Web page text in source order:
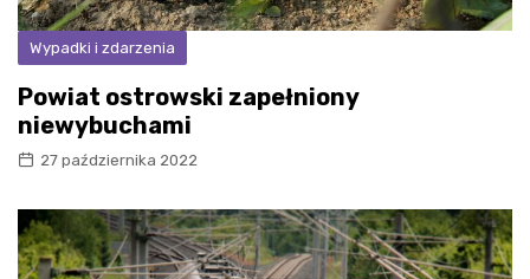
Wypadki i zdarzenia
Powiat ostrowski zapełniony
niewybuchami
27 października 2022